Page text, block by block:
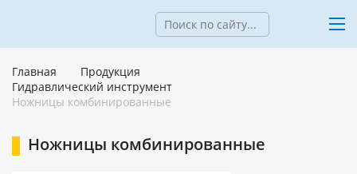
Главная
Продукция
Гидравлический инструмент
Ножницы комбинированные
Ножницы комбинированные